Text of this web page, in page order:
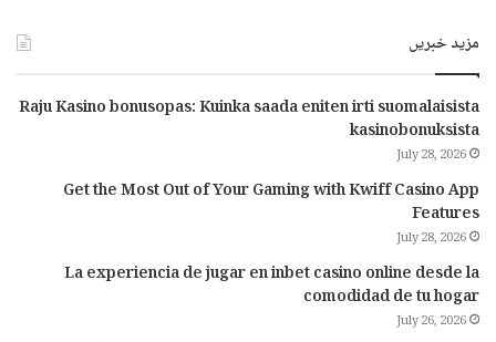
مزید خبریں
Raju Kasino bonusopas: Kuinka saada eniten irti suomalaisista
kasinobonuksista
July 28, 2026
Get the Most Out of Your Gaming with Kwiff Casino App
Features
July 28, 2026
La experiencia de jugar en inbet casino online desde la
comodidad de tu hogar
July 26, 2026